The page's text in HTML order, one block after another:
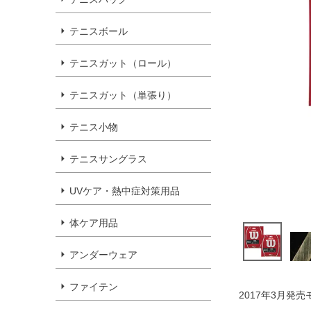
テニスボール
テニスガット（ロール）
テニスガット（単張り）
テニス小物
テニスサングラス
UVケア・熱中症対策用品
体ケア用品
アンダーウェア
ファイテン
2017年3月発売